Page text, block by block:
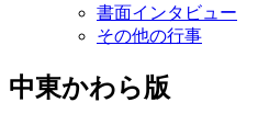
書面インタビュー
その他の行事
中東かわら版